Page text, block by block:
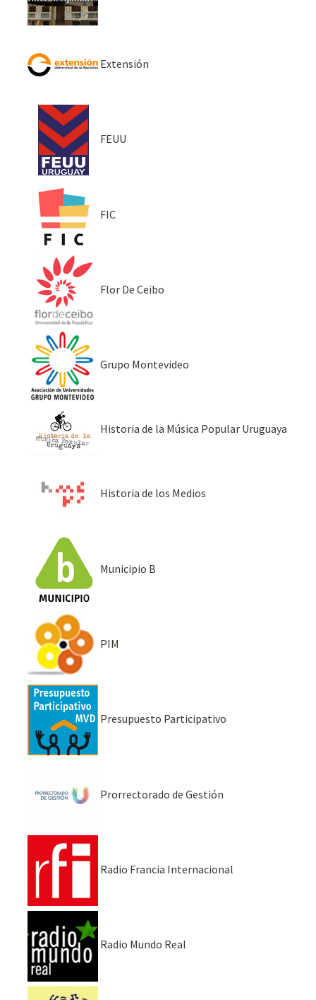
Extensión
FEUU
FIC
Flor De Ceibo
Grupo Montevideo
Historia de la Música Popular Uruguaya
Historia de los Medios
Municipio B
PIM
Presupuesto Participativo
Prorrectorado de Gestión
Radio Francia Internacional
Radio Mundo Real